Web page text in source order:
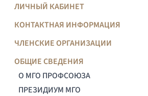
ЛИЧНЫЙ КАБИНЕТ
КОНТАКТНАЯ ИНФОРМАЦИЯ
ЧЛЕНСКИЕ ОРГАНИЗАЦИИ
ОБЩИЕ СВЕДЕНИЯ
О МГО ПРОФСОЮЗА
ПРЕЗИДИУМ МГО